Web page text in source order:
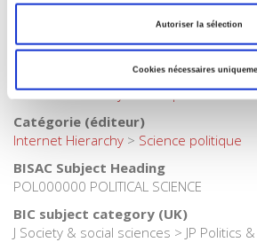
Autoriser la sélection
Cookies nécessaires
français
Catégorie (éditeur)
Internet Hierarchy>Politique
Catégorie (éditeur)
Internet Hierarchy > Science politique
BISAC Subject Heading
POL000000 POLITICAL SCIENCE
BIC subject category (UK)
J Society & social sciences > JP Politics